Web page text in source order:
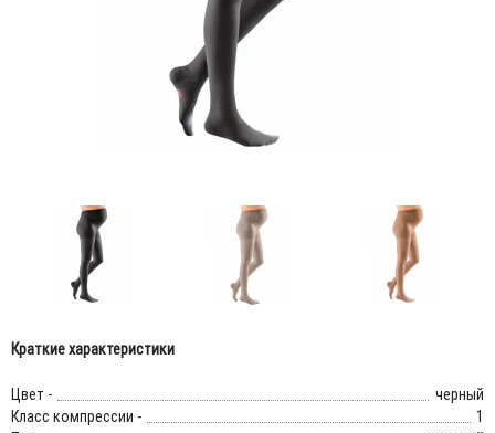
Краткие характеристики
Цвет -
черный
Класс компрессии -
1